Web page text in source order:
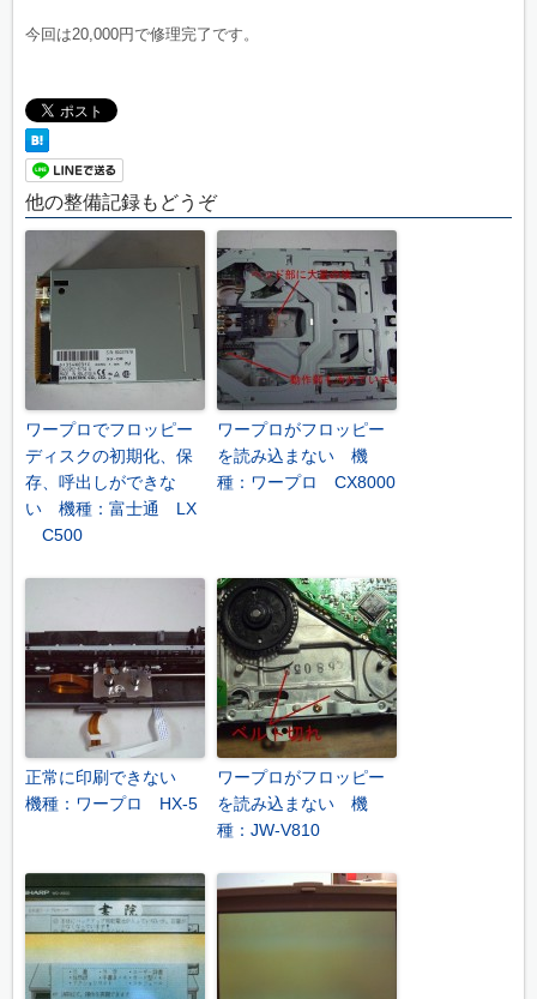
今回は20,000円で修理完了です。
他の整備記録もどうぞ
ワープロでフロッピー
ディスクの初期化、保
存、呼出しができな
い 機種：富士通 LX
C500
ワープロがフロッピー
を読み込まない 機
種：ワープロ CX8000
正常に印刷できない
機種：ワープロ HX-5
ワープロがフロッピー
を読み込まない 機
種：JW-V810